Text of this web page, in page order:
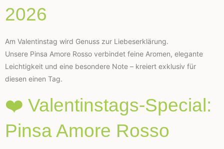
2026
Am Valentinstag wird Genuss zur Liebeserklärung.
Unsere Pinsa Amore Rosso verbindet feine Aromen, elegante
Leichtigkeit und eine besondere Note – kreiert exklusiv für
diesen einen Tag.
❤️ Valentinstags-Special:
Pinsa Amore Rosso